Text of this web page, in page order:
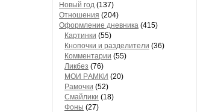
Новый год (137)
Отношения (204)
Оформление дневника (415)
Кaртинки (55)
Кнопочки и рaзделители (36)
Комментaрии (55)
Ликбез (76)
МОИ РAМКИ (20)
Рaмочки (52)
Смaйлики (18)
Фоны (27)